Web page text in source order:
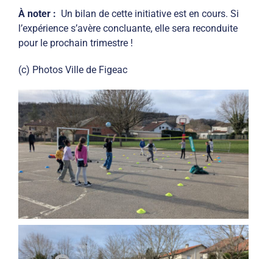
À noter : Un bilan de cette initiative est en cours. Si
l’expérience s’avère concluante, elle sera reconduite
pour le prochain trimestre !
(c) Photos Ville de Figeac